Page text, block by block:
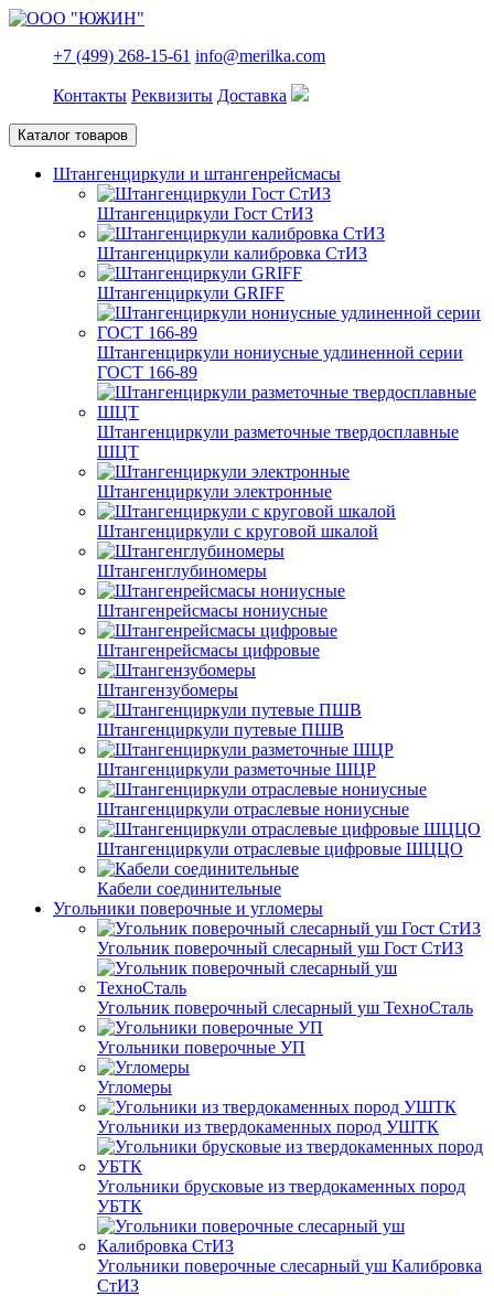
+7 (499) 268-15-61 info@merilka.com
Контакты Реквизиты Доставка
Каталог товаров
Штангенциркули и штангенрейсмасы
Штангенциркули Гост СтИЗ
Штангенциркули калибровка СтИЗ
Штангенциркули GRIFF
Штангенциркули нониусные удлиненной серии
ГОСТ 166-89
Штангенциркули разметочные твердосплавные
ШЦТ
Штангенциркули электронные
Штангенциркули с круговой шкалой
Штангенглубиномеры
Штангенрейсмасы нониусные
Штангенрейсмасы цифровые
Штангензубомеры
Штангенциркули путевые ПШВ
Штангенциркули разметочные ШЦР
Штангенциркули отраслевые нониусные
Штангенциркули отраслевые цифровые ШЦЦО
Кабели соединительные
Угольники поверочные и угломеры
Угольник поверочный слесарный уш Гост СтИЗ
Угольник поверочный слесарный уш ТехноСталь
Угольники поверочные УП
Угломеры
Угольники из твердокаменных пород УШТК
Угольники брусковые из твердокаменных пород
УБТК
Угольники поверочные слесарный уш Калибровка
СтИЗ